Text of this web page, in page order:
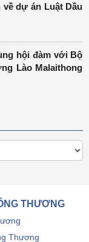
dự án Luật Dầu
hội đàm với Bộ
Lào Malaithong
THƯƠNG
Thương